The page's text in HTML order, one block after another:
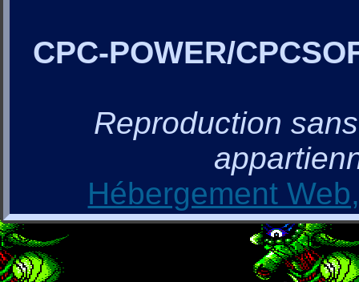
CPC-POWER/
Reproduction
Hébergement